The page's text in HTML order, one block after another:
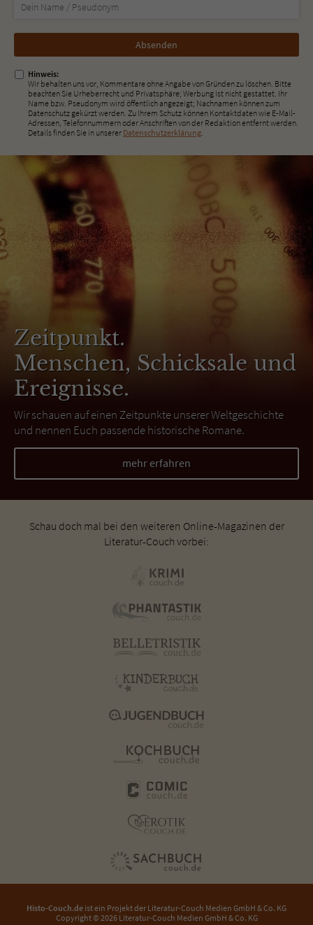
Nicht
ausfüllen!
Hinweis:
Wir behalten uns vor, Kommentare ohne Angabe von Gründen zu löschen. Bitte
beachten Sie Urheberrecht und Privatsphäre; Werbung ist nicht gestattet. Ihr
Name bzw. Pseudonym wird öffentlich angezeigt; Nachnamen können zum
Datenschutz gekürzt werden. Zu Ihrem Schutz können Kontaktdaten wie E-Mail-
Adressen, Telefonnummern oder Anschriften von der Redaktion entfernt werden.
Details finden Sie in unserer Datenschutzerklärung.
Zeitpunkt.
Menschen, Schicksale und
Ereignisse.
Wir schauen auf einen Zeitpunkte unserer Weltgeschichte
und nennen Euch passende historische Romane.
mehr erfahren
Schau doch mal bei den weiteren Online-Magazinen der
Literatur-Couch vorbei:
Histo-Couch.de ist ein Projekt der Literatur-Couch Medien GmbH & Co. KG
Copyright © 2026 Literatur-Couch Medien GmbH & Co. KG